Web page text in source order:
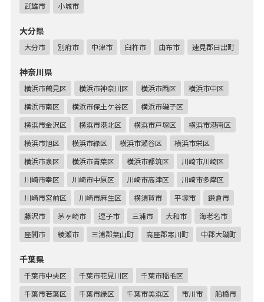
武雄市
小城市
大分県
大分市 別府市 中津市 臼杵市 由布市 速見郡日出町
神奈川県
横浜市鶴見区 横浜市神奈川区 横浜市西区
横浜市中区
横浜市南区
横浜市保土ケ谷区
横浜市磯子区
横浜市金沢区
横浜市港北区 横浜市戸塚区
横浜市港南区
横浜市旭区
横浜市緑区 横浜市瀬谷区
横浜市栄区
横浜市泉区
横浜市青葉区 横浜市都筑区
川崎市川崎区
川崎市幸区
川崎市中原区 川崎市高津区
川崎市多摩区
川崎市宮前区
川崎市麻生区 横須賀市 平塚市
鎌倉市
藤沢市
茅ヶ崎市 逗子市 三浦市 大和市
海老名市
座間市
綾瀬市 三浦郡葉山町 高座郡寒川町 中郡大磯町
千葉県
千葉市中央区 千葉市花見川区
千葉市稲毛区
千葉市若葉区
千葉市緑区 千葉市美浜区 市川市
船橋市